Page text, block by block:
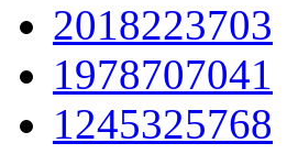
2018223703
1978707041
1245325768